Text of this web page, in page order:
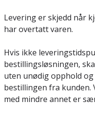
Levering er skjedd når
har overtatt varen.
Hvis ikke
bestillingsløsningen,
uten unødig opphold
bestillingen fra kunden.
med mindre annet er